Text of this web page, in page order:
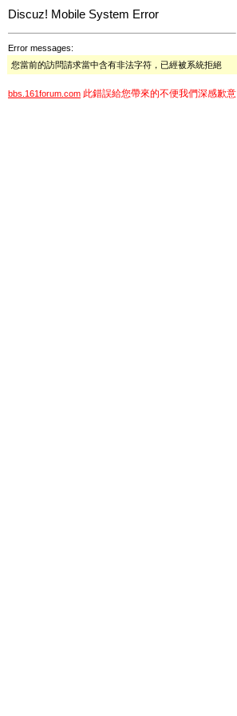
Discuz! Mobile System Error
Error messages:
您當前的訪問請求當中含有非法字符，已經被系統拒絕
bbs.161forum.com 此錯誤給您帶來的不便我們深感歉意